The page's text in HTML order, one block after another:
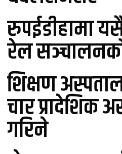
रुपईडीहामा
रेल
शिक्षण
चार प्रादेशिक
गरिने